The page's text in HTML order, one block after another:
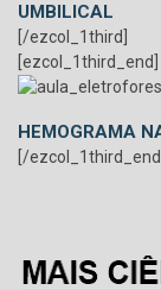
UMBILICAL
[/ezcol_1third]
[ezcol_1third_end]
HEMOGRAMA
[/ezcol_1third_end]